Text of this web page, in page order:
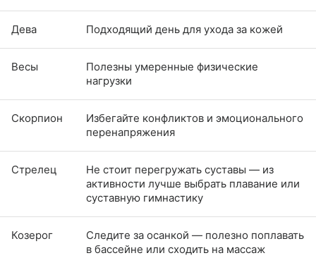
Дева Подходящий день для ухода за кожей
Весы
Полезны умеренные физические
нагрузки
Скорпион
Избегайте конфликтов и эмоционального
перенапряжения
Стрелец
Не стоит перегружать суставы — из
активности лучше выбрать плавание или
суставную гимнастику
Козерог
Следите за осанкой — полезно поплавать
в бассейне или сходить на массаж